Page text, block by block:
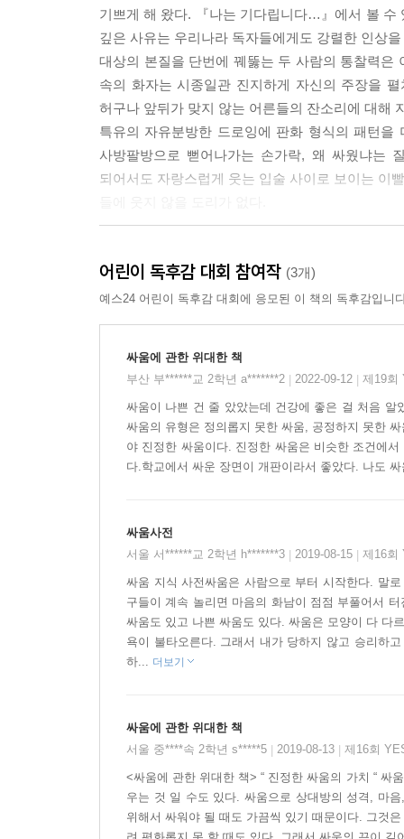
기쁘게 해 왔다. 『나는 기다립니다…』에서 볼 수
깊은 사유는 우리나라 독자들에게도 강렬한 인상
대상의 본질을 단번에 꿰뚫는 두 사람의 통찰력은
속의 화자는 시종일관 진지하게 자신의 주장을
허구나 앞뒤가 맞지 않는 어른들의 잔소리에 대해
특유의 자유분방한 드로잉에 판화 형식의 패턴을
사방팔방으로 뻗어나가는 손가락, 왜 싸웠냐는
되어서도 자랑스럽게 웃는 입술 사이로 보이는 이
Q. 싸움이 아무짝에도 쓸모없다고?
Q. 싸움은 어떻게 시작되는가?
A. 불씨는 순식간에 타오른다. 마주친 눈길, 또는
Q. 싸움을 하려면 몇 명이 필요할까?
A. 꼭 정해진 숫자가 있는 것은 아니다. 중요한 것
A. 가벼운 찰과상과 혹 몇 개. 이것들은 친구들 사
좋다. 부풀려서 말할 수가 있으니까.
『싸움에 대한 위대한 책』을 통해 얻게 되는 것
사람 대 여러 사람의 ‘비겁한 싸움’ 등은 진정한
위한 다양한 요소가 들어 있다. 진정한 싸움이란
들어갔어.”라든가 “아무도 움직이지 마! 내 피카
어린이 독후감 대회 참여작 (3개)
예스24 어린이 독후감 대회에 응모된 이 책의 독후감입니
싸움에 관한 위대한 책
부산 부******교 2학년 a*******2
2022-09-12 제19회
싸움이 나쁜 건 줄 았았는데 건강에 좋은 걸 처음
싸움의 유형은 정의롭지 못한 싸움, 공정하지 못한
야 진정한 싸움이다. 진정한 싸움은 비슷한 조건에
다.학교에서 싸운 장면이 개판이라서 좋았다. 나도
싸움사전
서울 서******교 2학년 h*******3
2019-08-15 제16회
싸움 지식 사전싸움은 사람으로 부터 시작한다. 말
구들이 계속 놀리면 마음의 화남이 점점 부풀어서
싸움도 있고 나쁜 싸움도 있다. 싸움은 모양이 다 다
욕이 불타오른다. 그래서 내가 당하지 않고 승리하
하... 더보기
싸움에 관한 위대한 책
서울 중****속 2학년 s*****5
2019-08-13 제16회
<싸움에 관한 위대한 책> “ 진정한 싸움의 가치 “ 싸
우는 것 일 수도 있다. 싸움으로 상대방의 성격, 마
위해서 싸워야 될 때도 가끔씩 있기 때문이다. 그것